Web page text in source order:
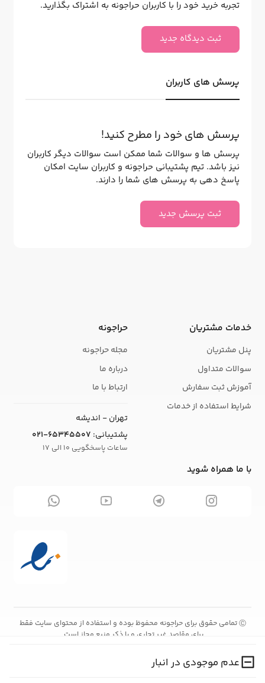
عدم موجودی در انبار
تجربه خرید خود را با کاربران حراجونه به اشتراک بگذارید.
ثبت دیدگاه جدید
پرسش های کاربران
پرسش های خود را مطرح کنید!
پرسش ها و سوالات شما ممکن است سوالات دیگر کاربران
نیز باشد. تیم پشتیبانی حراجونه و کاربران سایت امکان
پاسخ دهی به پرسش های شما را دارند.
ثبت پرسش جدید
خدمات مشتریان
پنل مشتریان
سوالات متداول
آموزش ثبت سفارش
شرایط استفاده از خدمات
حراجونه
مجله حراجونه
درباره ما
ارتباط با ما
تهران - اندیشه
پشتیبانی: 021-65345507
ساعات پاسخگویی 10 الی 17
با ما همراه شوید
Ⓒتمامی حقوق برای حراجونه محفوظ بوده و استفاده از محتوای سایت فقط
برای مقاصد غیر تجاری و با ذکر منبع مجاز است.